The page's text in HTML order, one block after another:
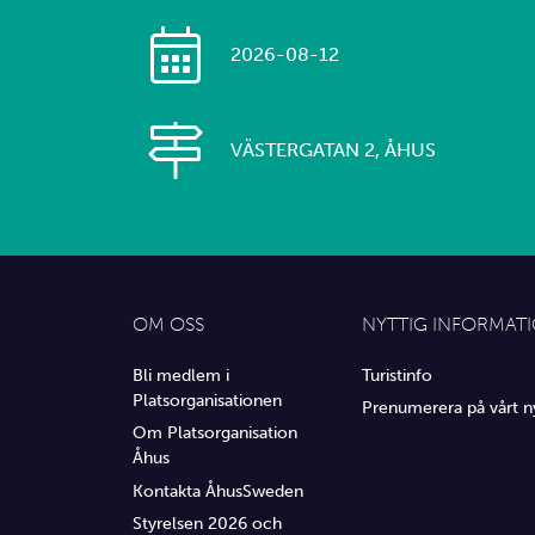
2026-08-12
VÄSTERGATAN 2, ÅHUS
OM OSS
Bli medlem i
Platsorganisationen
Om Platsorganisation
Åhus
Kontakta ÅhusSweden
Styrelsen 2026 och
NYTTIG
Turistinfo
Prenumerera på vårt